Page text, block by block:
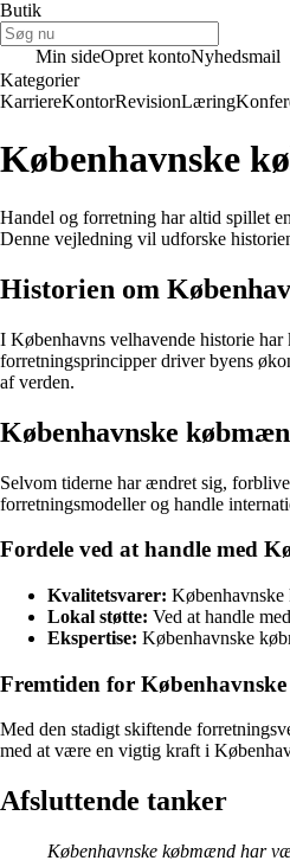
Butik
Min sideOpret kontoNyhedsmail
Kategorier
KarriereKontorRevisionLæring
Københavnske
Handel og forretning har altid spillet
Denne vejledning vil udforske
Historien om
I Københavns velhavende historie
forretningsprincipper driver byens
af verden.
Københavnske
Selvom tiderne har ændret sig,
forretningsmodeller og handle
Fordele ved at handle med
Kvalitetsvarer:
Lokal støtte: Ved at handle
Ekspertise: Københavnske
Fremtiden for
Med den stadigt skiftende
med at være en vigtig kraft i
Afsluttende tanker
Københavnske købmænd har